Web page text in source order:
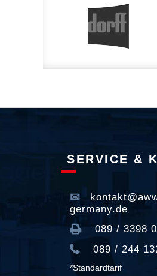
SERVICE &
germany.de
089 / 3398
089 / 244
*Standardtarif